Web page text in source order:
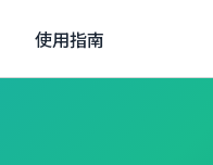
使用指南